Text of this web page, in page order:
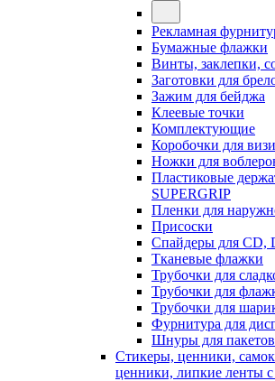
Рекламная
Бумажные флажки
Винты, заклепки,
Заготовки для
Зажим для бейджа
Клеевые точки
Комплектующие
Коробочки для
Ножки для
Пластиковые
SUPERGRIP
Пленки для
Присоски
Спайдеры для CD,
Тканевые флажки
Трубочки для
Трубочки для
Трубочки для
Фурнитура для
Шнуры для пакетов
Стикеры, ценники,
ценники, липкие ленты